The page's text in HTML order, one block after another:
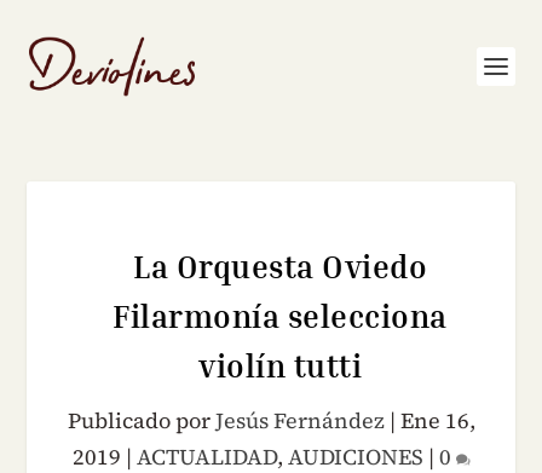
La Orquesta Oviedo
Filarmonía selecciona
violín tutti
Publicado porJesús Fernández| Ene 16,
2019 | ACTUALIDAD, AUDICIONES | 0